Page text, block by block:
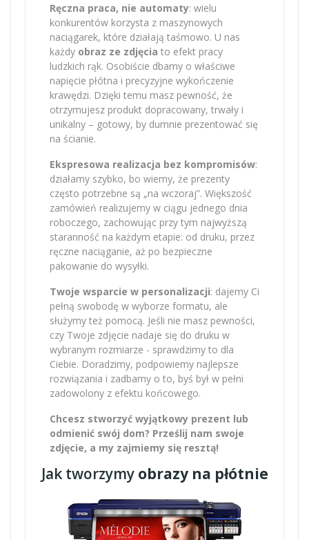
Ręczna praca, nie automaty: wielu
konkurentów korzysta z maszynowych
naciągarek, które działają taśmowo. U nas
każdy obraz ze zdjęcia to efekt pracy
ludzkich rąk. Osobiście dbamy o właściwe
napięcie płótna i precyzyjne wykończenie
krawędzi. Dzięki temu masz pewność, że
otrzymujesz produkt dopracowany, trwały i
unikalny – gotowy, by dumnie prezentować się
na ścianie.
Ekspresowa realizacja bez kompromisów:
działamy szybko, bo wiemy, że prezenty
często potrzebne są „na wczoraj”. Większość
zamówień realizujemy w ciągu jednego dnia
roboczego, zachowując przy tym najwyższą
staranność na każdym etapie: od druku, przez
ręczne naciąganie, aż po bezpieczne
pakowanie do wysyłki.
Twoje wsparcie w personalizacji: dajemy Ci
pełną swobodę w wyborze formatu, ale
służymy też pomocą. Jeśli nie masz pewności,
czy Twoje zdjęcie nadaje się do druku w
wybranym rozmiarze - sprawdzimy to dla
Ciebie. Doradzimy, podpowiemy najlepsze
rozwiązania i zadbamy o to, byś był w pełni
zadowolony z efektu końcowego.
Chcesz stworzyć wyjątkowy prezent lub
odmienić swój dom? Prześlij nam swoje
zdjęcie, a my zajmiemy się resztą!
Jak tworzymyobrazy na płótnie